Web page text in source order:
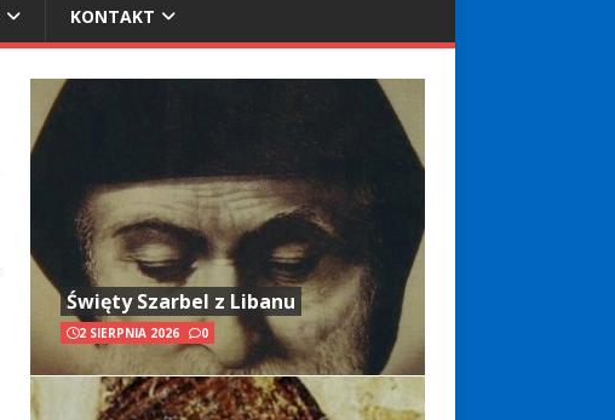
KONTAKT
Święty Szarbel z Libanu
2 SIERPNIA 2026 0